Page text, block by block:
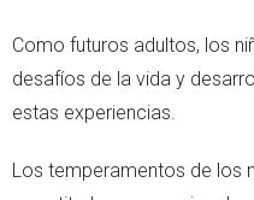
Como futuros adultos, los
desafíos de la vida y
estas experiencias.
Los temperamentos de los